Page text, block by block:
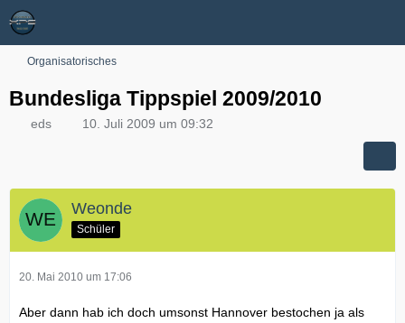
Organisatorisches
Bundesliga Tippspiel 2009/2010
eds 10. Juli 2009 um 09:32
Weonde
Schüler
20. Mai 2010 um 17:06
Aber dann hab ich doch umsonst Hannover bestochen ja als